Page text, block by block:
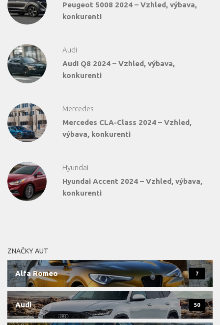
Peugeot 5008 2024 – Vzhled, výbava,
konkurenti
Audi
Audi Q8 2024 – Vzhled, výbava,
konkurenti
Mercedes
Mercedes CLA-Class 2024 – Vzhled,
výbava, konkurenti
Hyundai
Hyundai Accent 2024 – Vzhled, výbava,
konkurenti
ZNAČKY AUT
Alfa Romeo 7
Audi 50